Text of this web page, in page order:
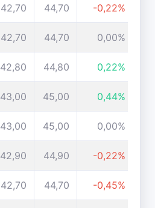
42,70 44,70 -0,22%
42,70 44,70 0,00%
42,80 44,80 0,22%
43,00 45,00 0,44%
43,00 45,00 0,00%
42,90 44,90 -0,22%
42,70 44,70 -0,45%